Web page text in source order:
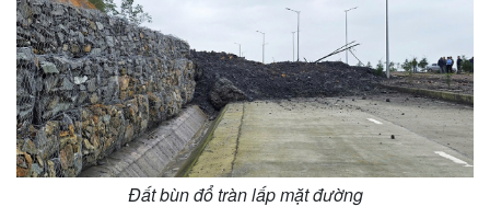
Đất bùn đổ tràn lấp mặt đường